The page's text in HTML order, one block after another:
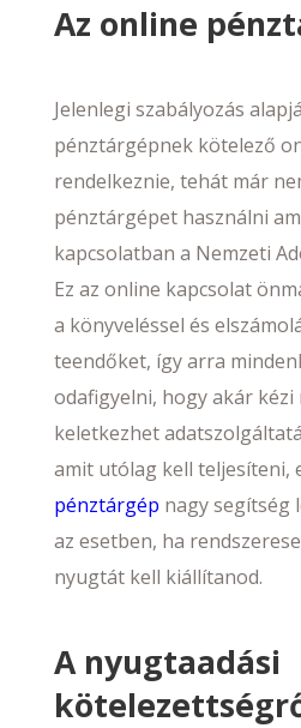
Az online
Jelenlegi szabályozás
pénztárgépnek kötelező
rendelkeznie, tehát már
pénztárgépet használni
kapcsolatban a Nemzeti
Ez az online kapcsolat
a könyveléssel és
teendőket, így arra
odafigyelni, hogy akár
keletkezhet
amit utólag kell teljesíteni,
pénztárgép nagy segítség
az esetben, ha
nyugtát kell kiállítanod.
A nyugtaadási